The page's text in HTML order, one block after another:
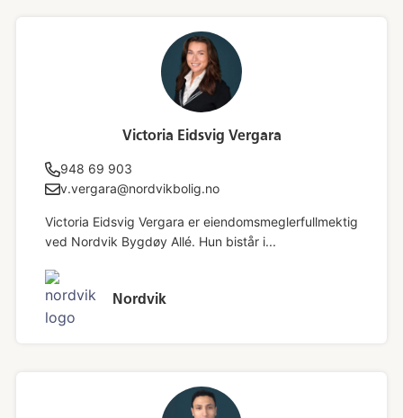
Victoria Eidsvig Vergara
948 69 903
v.vergara@nordvikbolig.no
Victoria Eidsvig Vergara er eiendomsmeglerfullmektig
ved Nordvik Bygdøy Allé. Hun bistår i...
Nordvik